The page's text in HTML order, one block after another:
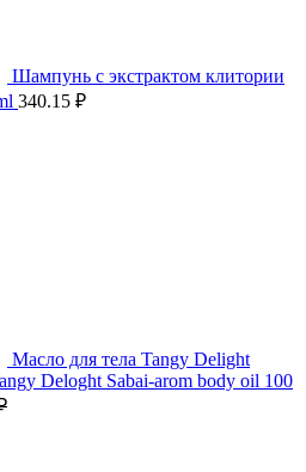
Шампунь с экстрактом клитории
340.15 ₽
Масло для тела Tangy Delight
Deloght Sabai-arom body oil 100